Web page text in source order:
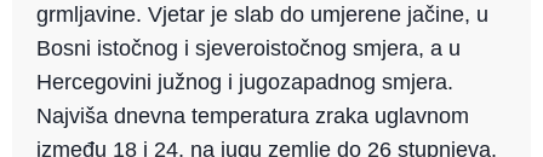
grmljavine. Vjetar je slab do umjerene jačine, u
Bosni istočnog i sjeveroistočnog smjera, a u
Hercegovini južnog i jugozapadnog smjera.
Najviša dnevna temperatura zraka uglavnom
između 18 i 24, na jugu zemlje do 26 stupnjeva.